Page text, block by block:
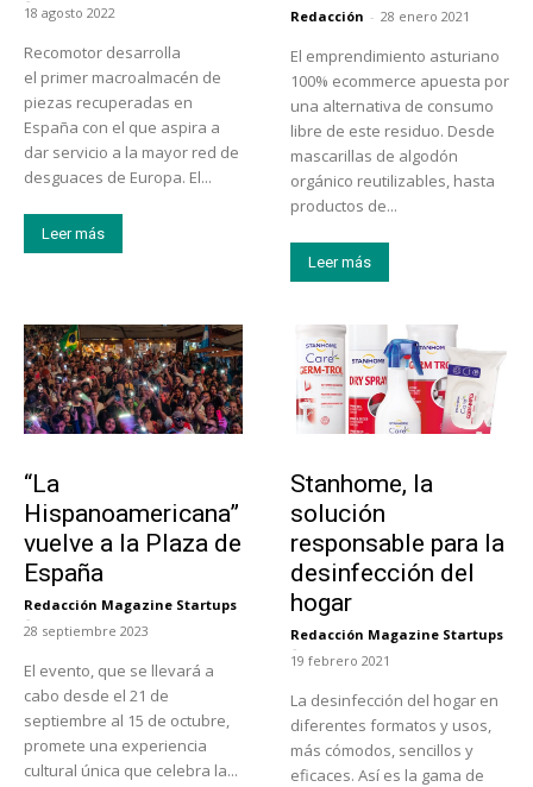
18 agosto 2022
Recomotor desarrolla
el primer macroalmacén de
piezas recuperadas en
España con el que aspira a
dar servicio a la mayor red de
desguaces de Europa. El...
Leer más
Redacción - 28 enero 2021
El emprendimiento asturiano
100% ecommerce apuesta por
una alternativa de consumo
libre de este residuo. Desde
mascarillas de algodón
orgánico reutilizables, hasta
productos de...
Leer más
“La
Hispanoamericana”
vuelve a la Plaza de
España
Redacción Magazine Startups
-
28 septiembre 2023
El evento, que se llevará a
cabo desde el 21 de
septiembre al 15 de octubre,
promete una experiencia
cultural única que celebra la...
Stanhome, la
solución
responsable para la
desinfección del
hogar
Redacción Magazine Startups
-
19 febrero 2021
La desinfección del hogar en
diferentes formatos y usos,
más cómodos, sencillos y
eficaces. Así es la gama de